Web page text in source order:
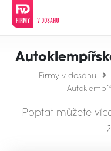
Firmy v dosahu
Poptat můžete